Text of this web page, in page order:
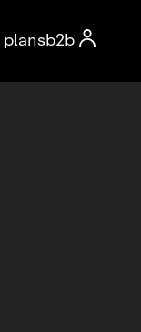

b2b